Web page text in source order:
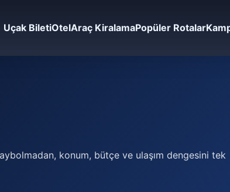
Uçak BiletiOtelAraç KiralamaPopüler Rotalar
konum, bütçe ve ulaşım dengesini tek